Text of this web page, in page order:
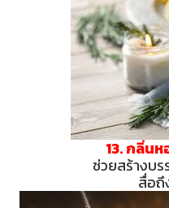
13. กลิ่น
ช่วยสร้างบ
สื่อถึ